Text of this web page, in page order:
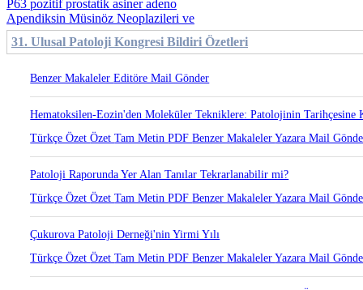
P63 pozitif prostatik asiner adeno
Apendiksin Müsinöz Neoplazileri ve
31. Ulusal Patoloji Kongresi Bildiri Özetleri
Türkçe ÖzetÖzetTam MetinPDFBenzer Makaleler
Çukurova Patoloji Derneği'nin Yirmi Yılı